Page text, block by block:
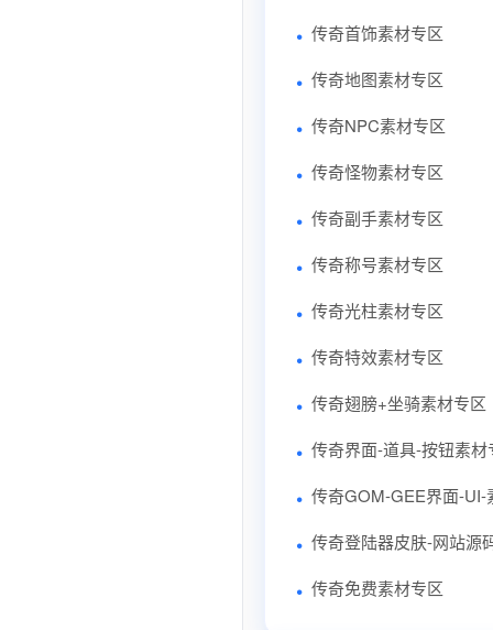
传奇首饰素材专区
传奇地图素材专区
传奇NPC素材专区
传奇怪物素材专区
传奇副手素材专区
传奇称号素材专区
传奇光柱素材专区
传奇特效素材专区
传奇翅膀+坐骑素材专区
传奇界面-道具-按钮素材
传奇GOM-GEE界面-UI-
传奇登陆器皮肤-网站源
传奇免费素材专区